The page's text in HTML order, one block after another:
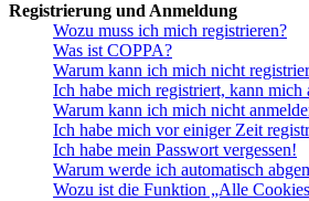
Registrierung und Anmeldung
Wozu muss ich mich registrieren?
Was ist COPPA?
Warum kann ich mich nicht
Ich habe mich registriert, kann mich
Warum kann ich mich nicht
Ich habe mich vor einiger Zeit
Ich habe mein Passwort vergessen!
Warum werde ich automatisch
Wozu ist die Funktion „Alle